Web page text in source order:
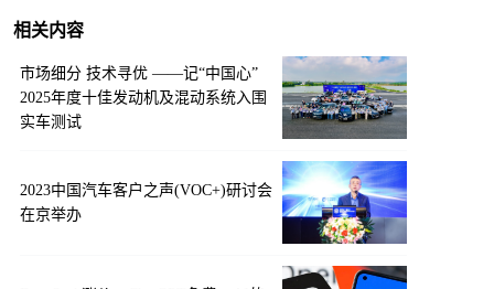
相关内容
市场细分 技术寻优 ——记“中国心”
2025年度十佳发动机及混动系统入围
实车测试
2023中国汽车客户之声(VOC+)研讨会
在京举办